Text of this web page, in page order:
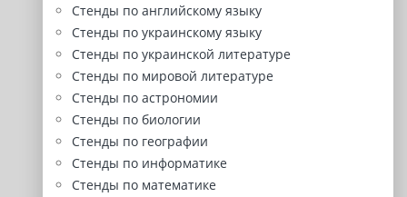
Стенды по английскому языку
Стенды по украинскому языку
Стенды по украинской литературе
Стенды по мировой литературе
Стенды по астрономии
Стенды по биологии
Стенды по географии
Стенды по информатике
Стенды по математике